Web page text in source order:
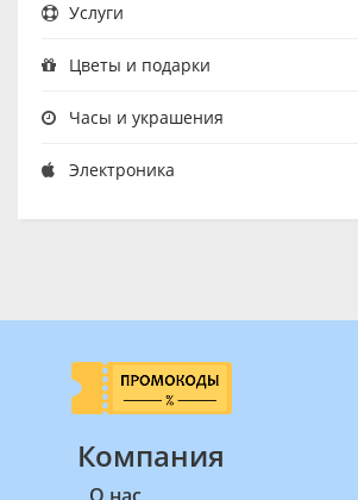
Услуги
Цветы и подарки
Часы и украшения
Электроника
Компания